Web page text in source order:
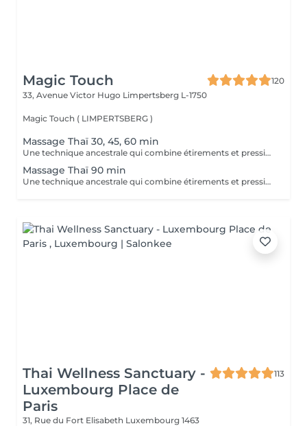
Magic Touch
120
33, Avenue Victor Hugo Limpertsberg L-1750
Magic Touch ( LIMPERTSBERG )
Massage Thaï 30, 45, 60 min
Une technique ancestrale qui combine étirements et pressions pour revitaliser le corps, améliorer la souplesse et stimuler l'énergie.
Massage Thaï 90 min
Une technique ancestrale qui combine étirements et pressions pour revitaliser le corps, améliorer la souplesse et stimuler l'énergie.
Thai Wellness Sanctuary -
Luxembourg Place de
Paris
113
31, Rue du Fort Elisabeth Luxembourg 1463